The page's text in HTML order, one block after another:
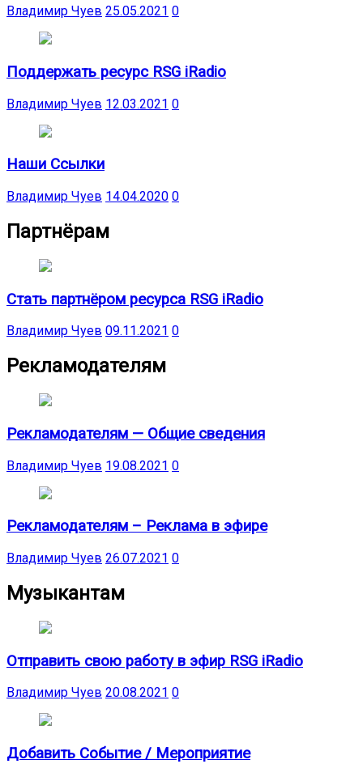
Владимир Чуев 25.05.2021 0
Поддержать ресурс RSG iRadio
Владимир Чуев 12.03.2021 0
Наши Ссылки
Владимир Чуев 14.04.2020 0
Партнёрам
Стать партнёром ресурса RSG iRadio
Владимир Чуев 09.11.2021 0
Рекламодателям
Рекламодателям — Общие сведения
Владимир Чуев 19.08.2021 0
Рекламодателям – Реклама в эфире
Владимир Чуев 26.07.2021 0
Музыкантам
Отправить свою работу в эфир RSG iRadio
Владимир Чуев 20.08.2021 0
Добавить Событие / Мероприятие